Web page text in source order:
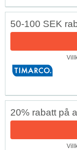
50-100 SEK
20% rabatt på